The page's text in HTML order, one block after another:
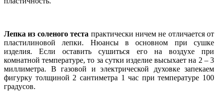
Лепка из соленого теста практически ничем не отличается от
пластилиновой лепки. Нюансы в основном при сушке
изделия. Если оставить сушиться его на воздухе при
комнатной температуре, то за сутки изделие высыхает на 2 – 3
миллиметра. В газовой и электрической духовке запекаем
фигурку толщиной 2 сантиметра 1 час при температуре 100
градусов.